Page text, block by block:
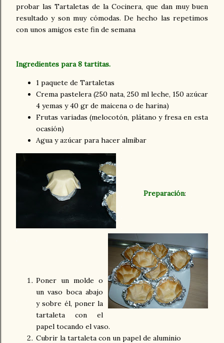
probar las Tartaletas de la Cocinera, que dan muy buen
resultado y son muy cómodas. De hecho las repetimos
con unos amigos este fin de semana
Ingredientes para 8 tartitas.
1 paquete de Tartaletas
Crema pastelera (250 nata, 250 ml leche, 150 azúcar
4 yemas y 40 gr de maicena o de harina)
Frutas variadas (melocotón, plátano y fresa en esta
ocasión)
Agua y azúcar para hacer almíbar
Preparación:
Poner un molde o
un vaso boca abajo
y sobre él, poner la
tartaleta con el
papel tocando el vaso.
Cubrir la tartaleta con un papel de aluminio